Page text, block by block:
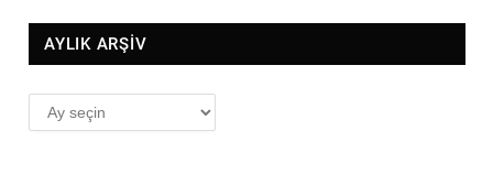
AYLIK ARŞİV
AYLIK
ARŞİV